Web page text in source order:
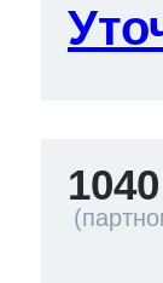
1040